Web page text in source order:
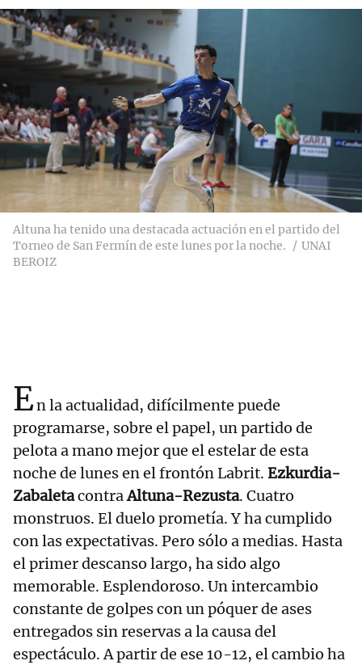
Altuna ha tenido una destacada actuación en el partido del
Torneo de San Fermín de este lunes por la noche.
UNAI
BEROIZ
En la actualidad, difícilmente puede
programarse, sobre el papel, un partido de
pelota a mano mejor que el estelar de esta
noche de lunes en el frontón Labrit. Ezkurdia-
ZabaletacontraAltuna-Rezusta. Cuatro
monstruos. El duelo prometía. Y ha cumplido
con las expectativas. Pero sólo a medias. Hasta
el primer descanso largo, ha sido algo
memorable. Esplendoroso. Un intercambio
constante de golpes con un póquer de ases
entregados sin reservas a la causa del
espectáculo. A partir de ese 10-12, el cambio ha